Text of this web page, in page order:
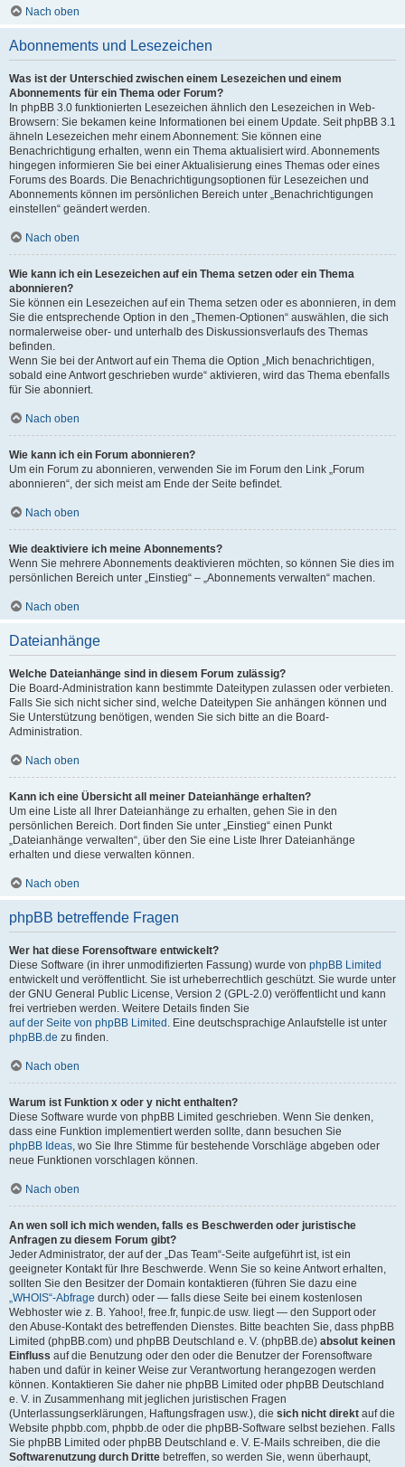
Nach oben
Abonnements und Lesezeichen
Was ist der Unterschied zwischen einem Lesezeichen und einem
Abonnements für ein Thema oder Forum?
In phpBB 3.0 funktionierten Lesezeichen ähnlich den Lesezeichen in Web-
Browsern: Sie bekamen keine Informationen bei einem Update. Seit phpBB 3.1
ähneln Lesezeichen mehr einem Abonnement: Sie können eine
Benachrichtigung erhalten, wenn ein Thema aktualisiert wird. Abonnements
hingegen informieren Sie bei einer Aktualisierung eines Themas oder eines
Forums des Boards. Die Benachrichtigungsoptionen für Lesezeichen und
Abonnements können im persönlichen Bereich unter „Benachrichtigungen
einstellen“ geändert werden.
Nach oben
Wie kann ich ein Lesezeichen auf ein Thema setzen oder ein Thema
abonnieren?
Sie können ein Lesezeichen auf ein Thema setzen oder es abonnieren, in dem
Sie die entsprechende Option in den „Themen-Optionen“ auswählen, die sich
normalerweise ober- und unterhalb des Diskussionsverlaufs des Themas
befinden.
Wenn Sie bei der Antwort auf ein Thema die Option „Mich benachrichtigen,
sobald eine Antwort geschrieben wurde“ aktivieren, wird das Thema ebenfalls
für Sie abonniert.
Nach oben
Wie kann ich ein Forum abonnieren?
Um ein Forum zu abonnieren, verwenden Sie im Forum den Link „Forum
abonnieren“, der sich meist am Ende der Seite befindet.
Nach oben
Wie deaktiviere ich meine Abonnements?
Wenn Sie mehrere Abonnements deaktivieren möchten, so können Sie dies im
persönlichen Bereich unter „Einstieg“ – „Abonnements verwalten“ machen.
Nach oben
Dateianhänge
Welche Dateianhänge sind in diesem Forum zulässig?
Die Board-Administration kann bestimmte Dateitypen zulassen oder verbieten.
Falls Sie sich nicht sicher sind, welche Dateitypen Sie anhängen können und
Sie Unterstützung benötigen, wenden Sie sich bitte an die Board-
Administration.
Nach oben
Kann ich eine Übersicht all meiner Dateianhänge erhalten?
Um eine Liste all Ihrer Dateianhänge zu erhalten, gehen Sie in den
persönlichen Bereich. Dort finden Sie unter „Einstieg“ einen Punkt
„Dateianhänge verwalten“, über den Sie eine Liste Ihrer Dateianhänge
erhalten und diese verwalten können.
Nach oben
phpBB betreffende Fragen
Wer hat diese Forensoftware entwickelt?
Diese Software (in ihrer unmodifizierten Fassung) wurde von phpBB Limited
entwickelt und veröffentlicht. Sie ist urheberrechtlich geschützt. Sie wurde unter
der GNU General Public License, Version 2 (GPL-2.0) veröffentlicht und kann
frei vertrieben werden. Weitere Details finden Sie
auf der Seite von phpBB Limited . Eine deutschsprachige Anlaufstelle ist unter
phpBB.de zu finden.
Nach oben
Warum ist Funktion x oder y nicht enthalten?
Diese Software wurde von phpBB Limited geschrieben. Wenn Sie denken,
dass eine Funktion implementiert werden sollte, dann besuchen Sie
phpBB Ideas, wo Sie Ihre Stimme für bestehende Vorschläge abgeben oder
neue Funktionen vorschlagen können.
Nach oben
An wen soll ich mich wenden, falls es Beschwerden oder juristische
Anfragen zu diesem Forum gibt?
Jeder Administrator, der auf der „Das Team“-Seite aufgeführt ist, ist ein
geeigneter Kontakt für Ihre Beschwerde. Wenn Sie so keine Antwort erhalten,
sollten Sie den Besitzer der Domain kontaktieren (führen Sie dazu eine
„WHOIS“-Abfrage durch) oder — falls diese Seite bei einem kostenlosen
Webhoster wie z. B. Yahoo!, free.fr, funpic.de usw. liegt — den Support oder
den Abuse-Kontakt des betreffenden Dienstes. Bitte beachten Sie, dass phpBB
Limited (phpBB.com) und phpBB Deutschland e. V. (phpBB.de) absolut keinen
Einfluss auf die Benutzung oder den oder die Benutzer der Forensoftware
haben und dafür in keiner Weise zur Verantwortung herangezogen werden
können. Kontaktieren Sie daher nie phpBB Limited oder phpBB Deutschland
e. V. in Zusammenhang mit jeglichen juristischen Fragen
(Unterlassungserklärungen, Haftungsfragen usw.), die sich nicht direkt auf die
Website phpbb.com, phpbb.de oder die phpBB-Software selbst beziehen. Falls
Sie phpBB Limited oder phpBB Deutschland e. V. E-Mails schreiben, die die
Softwarenutzung durch Dritte betreffen, so werden Sie, wenn überhaupt,